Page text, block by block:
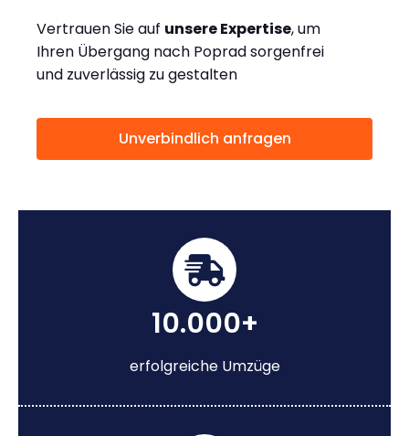
Vertrauen Sie auf unsere Expertise, um
Ihren Übergang nach Poprad sorgenfrei
und zuverlässig zu gestalten
Unverbindlich anfragen
10.000+
erfolgreiche Umzüge